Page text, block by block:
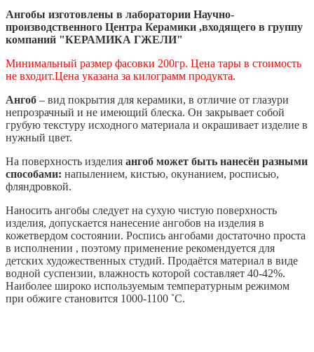
Ангобы изготовлены в лаборатории Научно-
производственного Центра Керамики ,входящего в группу
компаний "КЕРАМИКА ГЖЕЛИ"
Минимальный размер фасовки 200гр. Цена тары в стоимость
не входит.Цена указана за килограмм продукта.
Ангоб – вид покрытия для керамики, в отличие от глазури
непрозрачный и не имеющий блеска. Он закрывает собой
грубую текстуру исходного материала и окрашивает изделие в
нужный цвет.
На поверхность изделия ангоб может быть нанесён разными
способами: напылением, кистью, окунанием, росписью,
фляндровкой.
Наносить ангобы следует на сухую чистую поверхность
изделия, допускается нанесение ангобов на изделия в
кожетвердом состоянии. Роспись ангобами достаточно проста
в исполнении , поэтому применение рекомендуется для
детских художественных студий. Продаётся материал в виде
водной суспензии, влажность которой составляет 40-42%.
Наиболее широко используемым температурным режимом
при обжиге становится 1000-1100 ˚С.